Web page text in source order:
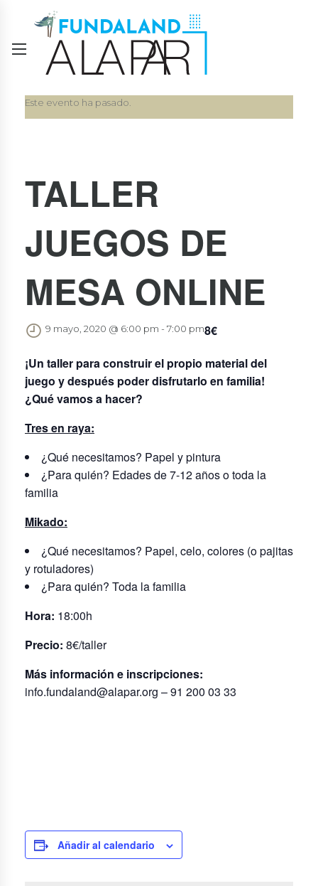
Este evento ha pasado.
TALLER
JUEGOS DE
MESA ONLINE
9 mayo, 2020 @ 6:00 pm - 7:00 pm8€
¡Un taller para construir el propio material del
juego y después poder disfrutarlo en familia!
¿Qué vamos a hacer?
Tres en raya:
¿Qué necesitamos? Papel y pintura
¿Para quién? Edades de 7-12 años o toda la
familia
Mikado:
¿Qué necesitamos? Papel, celo, colores (o pajitas
y rotuladores)
¿Para quién? Toda la familia
Hora: 18:00h
Precio: 8€/taller
Más información e inscripciones:
info.fundaland@alapar.org – 91 200 03 33
Añadir al calendario